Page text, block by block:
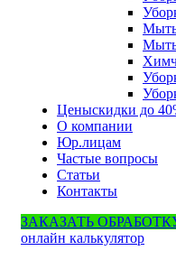
Ценыскидки до
О компании
Юр.лицам
Частые вопросы
Статьи
Контакты
ЗАКАЗАТЬ
онлайн калькулятор